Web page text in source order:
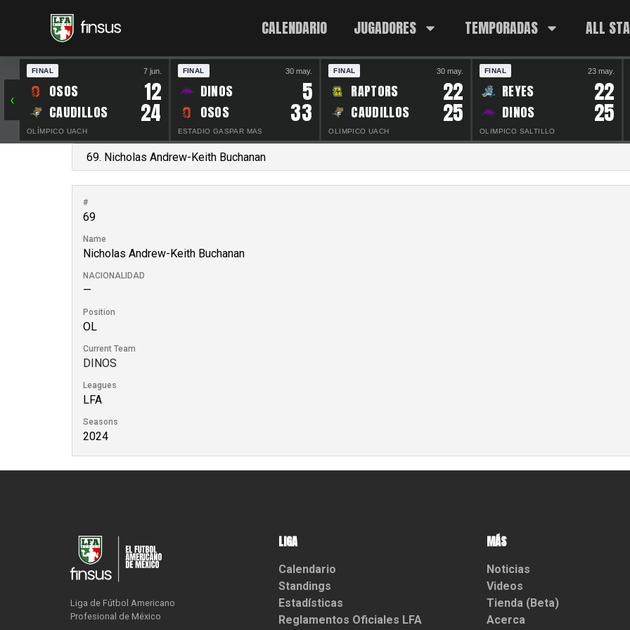
CALENDARIO JUGADORES TEMPORADAS ALL
‹
FINAL 7 jun.
OSOS 12
CAUDILLOS 24
OLÍMPICO UACH
FINAL 30 may.
DINOS 5
OSOS 33
ESTADIO GASPAR MAS
FINAL 30 may.
RAPTORS 22
CAUDILLOS 25
OLIMPICO UACH
FINAL 23 may.
REYES 22
DINOS 25
OLIMPICO SALTILLO
#
69
Name
Nicholas Andrew-Keith Buchanan
NACIONALIDAD
—
Position
OL
Current Team
DINOS
Leagues
LFA
Seasons
2024
Liga de Fútbol Americano
Profesional de México
LIGA
Calendario
Standings
Estadísticas
Reglamentos Oficiales LFA
MÁS
Noticias
Videos
Tienda (Beta)
Acerca